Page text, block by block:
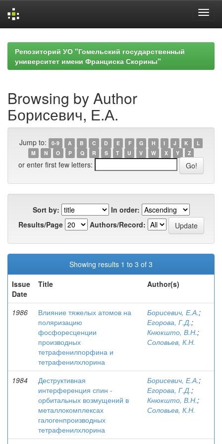
navigationРепозиторий УО "Гомельский государственный
университет имени Франциска Скорины"
Browsing by Author
Борисевич, Е.А.
Jump to: 0-9 A B C D E F G H I J K
L
M
N O P Q R S T U V W X Y Z
or enter first few letters:
Sort by:
In order:
Results/Page
Authors/Record:
Showing results 1 to 3 of 3
Issue
Date
Title Author(s)
1986
Влияние тяжелых атомов на
поляризацию
фосфоресценции
производных
тетрафенилпорфина и
тетрафенилхлорина
Борисевич, Е.А.;
Егорова, Г.Д.;
Кнюкшто, В.Н.;
Соловьев, К.Н.
1984
Деструктивная
интерференция спин -
орбитальных возмущений в
металлокомплексах
галогенпроизводных
тетрафенилхлорина
Борисевич, Е.А.;
Егорова, Г.Д.;
Кнюкшто, В.Н.;
Соловьев, К.Н.